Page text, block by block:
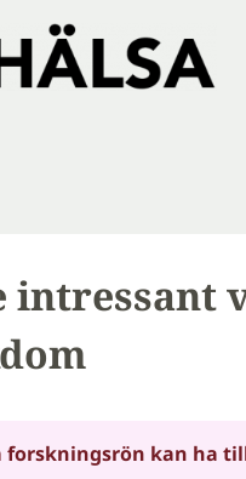
intressant
forskningsrön kan ha